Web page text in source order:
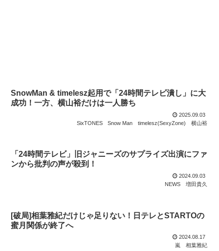
SnowMan & timelesz起用で「24時間テレビ潰し」に大
成功！一方、横山裕だけは一人勝ち
2025.09.03
SixTONES
Snow Man timelesz(SexyZone) 横山裕
「24時間テレビ」旧ジャニーズのサプライズ出演にファ
ンから批判の声が殺到！
2024.09.03
NEWS
増田貴久
[破局]相葉雅紀だけじゃ足りない！日テレとSTARTOの
蜜月関係が終了へ
2024.08.17
嵐
相葉雅紀